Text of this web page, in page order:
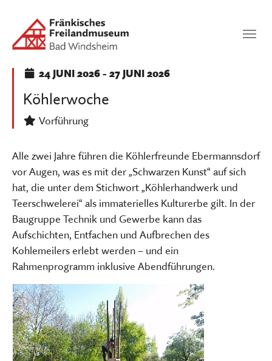
SUCHEN
Köhlerwoche
24JUNI 2026-27JUNI 2026
Vorführung
Alle zwei Jahre führen die Köhlerfreunde Ebermannsdorf
vor Augen, was es mit der „Schwarzen Kunst“ auf sich
hat, die unter dem Stichwort „Köhlerhandwerk und
Teerschwelerei“ als immaterielles Kulturerbe gilt. In der
Baugruppe Technik und Gewerbe kann das
Aufschichten, Entfachen und Aufbrechen des
Kohlemeilers erlebt werden – und ein
Rahmenprogramm inklusive Abendführungen.